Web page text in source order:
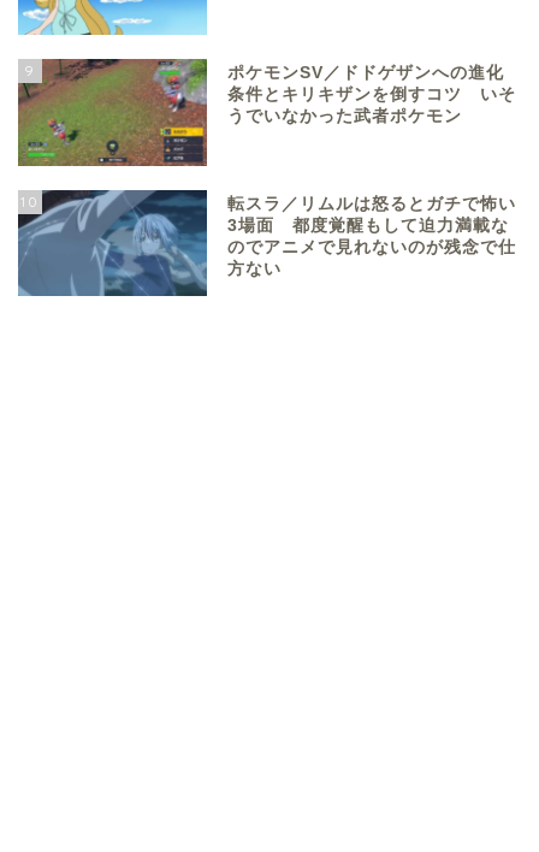
9
ポケモンSV／ドドゲザンへの進化
条件とキリキザンを倒すコツ いそ
うでいなかった武者ポケモン
10
転スラ／リムルは怒るとガチで怖い
3場面 都度覚醒もして迫力満載な
のでアニメで見れないのが残念で仕
方ない